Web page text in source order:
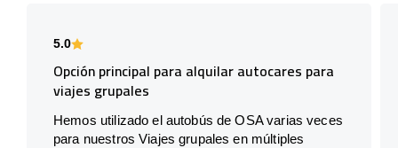
5.0
Opción principal para alquilar autocares para
viajes grupales
Hemos utilizado el autobús de OSA varias veces
para nuestros Viajes grupales en múltiples